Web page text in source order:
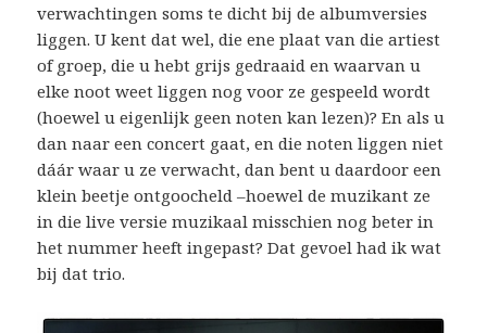
verwachtingen soms te dicht bij de albumversies
liggen. U kent dat wel, die ene plaat van die artiest
of groep, die u hebt grijs gedraaid en waarvan u
elke noot weet liggen nog voor ze gespeeld wordt
(hoewel u eigenlijk geen noten kan lezen)? En als u
dan naar een concert gaat, en die noten liggen niet
dáár waar u ze verwacht, dan bent u daardoor een
klein beetje ontgoocheld –hoewel de muzikant ze
in die live versie muzikaal misschien nog beter in
het nummer heeft ingepast? Dat gevoel had ik wat
bij dat trio.